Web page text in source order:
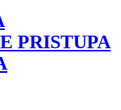
PRISTUPA